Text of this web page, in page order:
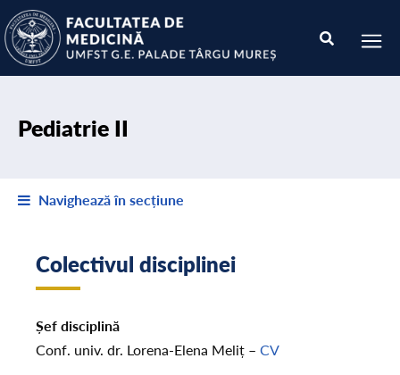
Pediatrie II
Navighează în secțiune
Colectivul disciplinei
Șef disciplină
Conf. univ. dr. Lorena-Elena Meliț – CV